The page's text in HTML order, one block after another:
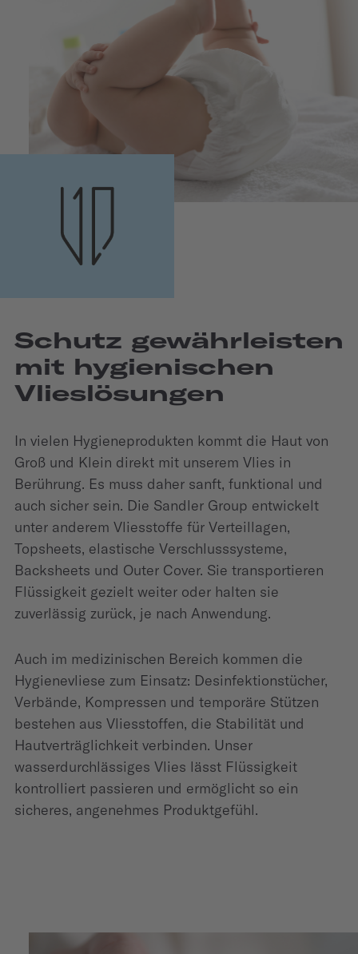
Schutz gewährleisten
mit hygienischen
Vlieslösungen
In vielen Hygieneprodukten kommt die Haut von
Groß und Klein direkt mit unserem Vlies in
Berührung. Es muss daher sanft, funktional und
auch sicher sein. Die Sandler Group entwickelt
unter anderem Vliesstoffe für Verteillagen,
Topsheets, elastische Verschlusssysteme,
Backsheets und Outer Cover. Sie transportieren
Flüssigkeit gezielt weiter oder halten sie
zuverlässig zurück, je nach Anwendung.
Auch im medizinischen Bereich kommen die
Hygienevliese zum Einsatz: Desinfektionstücher,
Verbände, Kompressen und temporäre Stützen
bestehen aus Vliesstoffen, die Stabilität und
Hautverträglichkeit verbinden. Unser
wasserdurchlässiges Vlies lässt Flüssigkeit
kontrolliert passieren und ermöglicht so ein
sicheres, angenehmes Produktgefühl.